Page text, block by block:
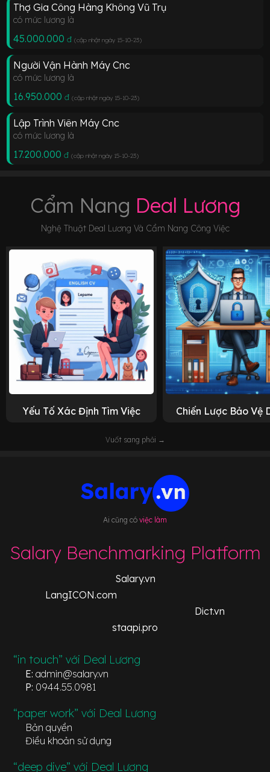
Thợ Gia Công Hàng Không Vũ Trụ
có mức lương là
45.000.000 đ (cập nhật ngày 15-10-23)
Người Vận Hành Máy Cnc
có mức lương là
16.950.000 đ (cập nhật ngày 15-10-23)
Lập Trình Viên Máy Cnc
có mức lương là
17.200.000 đ (cập nhật ngày 15-10-23)
Cẩm Nang Deal Lương
Nghệ Thuật Deal Lương Và Cẩm Nang Công Việc
Yếu Tố Xác Định Tìm Việc Chiến Lược Bảo Vệ
Vuốt sang phải →
Ai cũng có việc làm
Salary Benchmarking Platform
Salary.vn
LangICON.com
Dict.vn
staapi.pro
“in touch” với Deal Lương
E: admin@salary.vn
P: 0944.55.0981
“paper work” với Deal Lương
Bản quyền
Điều khoản sử dụng
“deep dive” với Deal Lương